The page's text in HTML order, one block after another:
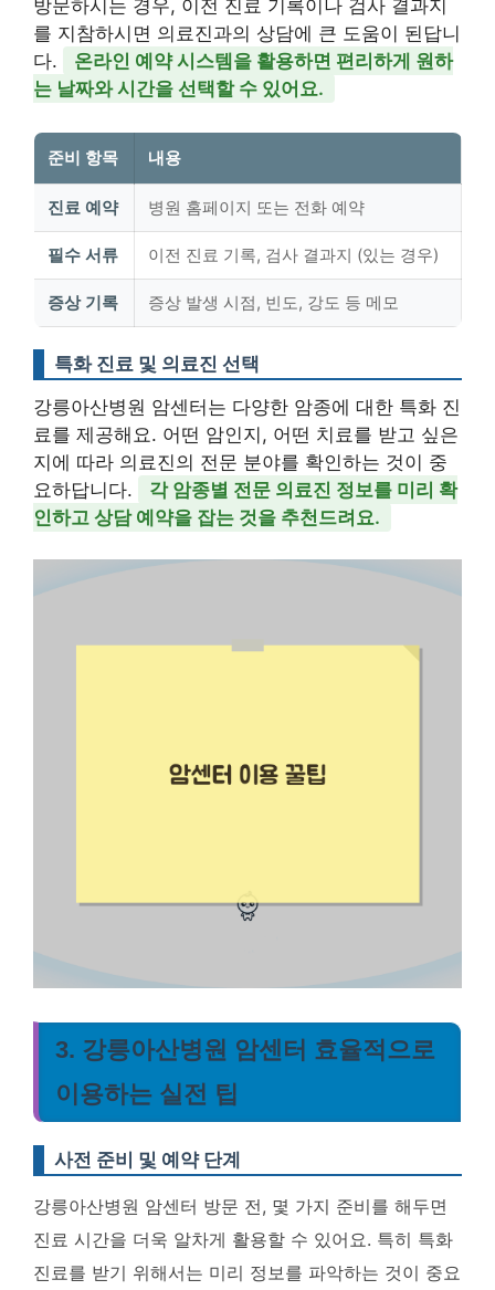
방문하시는 경우, 이전 진료 기록이나 검사 결과지
를 지참하시면 의료진과의 상담에 큰 도움이 된답니
다.
온라인 예약 시스템을 활용하면 편리하게 원하
는 날짜와 시간을 선택할 수 있어요.
준비 항목 내용
진료 예약 병원 홈페이지 또는 전화 예약
필수 서류 이전 진료 기록, 검사 결과지 (있는 경우)
증상 기록 증상 발생 시점, 빈도, 강도 등 메모
특화 진료 및 의료진 선택
강릉아산병원 암센터는 다양한 암종에 대한 특화 진
료를 제공해요. 어떤 암인지, 어떤 치료를 받고 싶은
지에 따라 의료진의 전문 분야를 확인하는 것이 중
요하답니다.
각 암종별 전문 의료진 정보를 미리 확
인하고 상담 예약을 잡는 것을 추천드려요.
3. 강릉아산병원 암센터 효율적으로
이용하는 실전 팁
사전 준비 및 예약 단계
강릉아산병원 암센터 방문 전, 몇 가지 준비를 해두면
진료 시간을 더욱 알차게 활용할 수 있어요. 특히 특화
진료를 받기 위해서는 미리 정보를 파악하는 것이 중요